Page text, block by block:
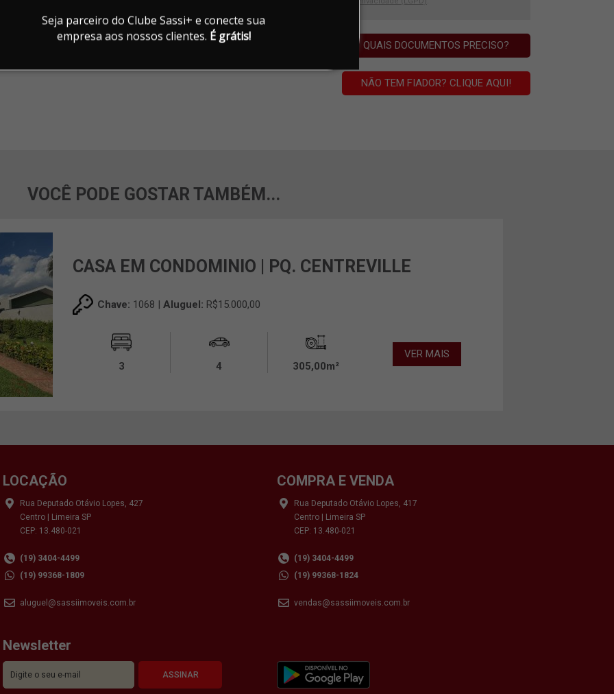
Seja parceiro do Clube Sassi+ e conecte sua
empresa aos nossos clientes. É grátis!
QUAIS DOCUMENTOS PRECISO?
NÃO TEM FIADOR? CLIQUE AQUI!
VOCÊ PODE GOSTAR TAMBÉM...
CASA EM CONDOMINIO | PQ. CENTREVILLE
Chave: 1068 |Aluguel: R$15.000,00
3 4 305,00m²
VER MAIS
LOCAÇÃO
Rua Deputado Otávio Lopes, 427
Centro | Limeira SP
CEP: 13.480-021
(19) 3404-4499
(19) 99368-1809
aluguel@sassiimoveis.com.br
COMPRA E VENDA
Rua Deputado Otávio Lopes, 417
Centro | Limeira SP
CEP: 13.480-021
(19) 3404-4499
(19) 99368-1824
vendas@sassiimoveis.com.br
Newsletter